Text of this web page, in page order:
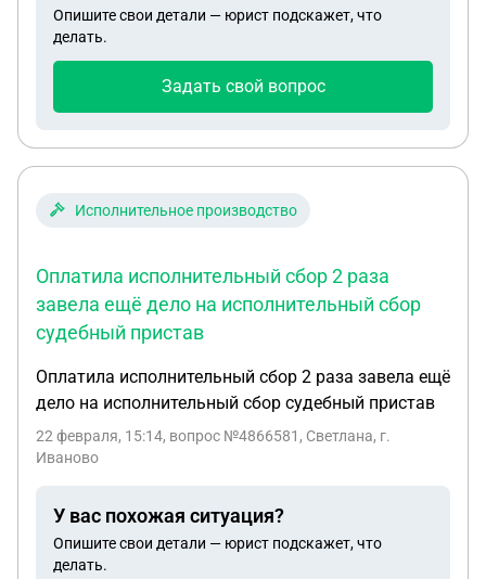
Опишите свои детали — юрист подскажет, что
делать.
Задать свой вопрос
Исполнительное производство
Оплатила исполнительный сбор 2 раза
завела ещё дело на исполнительный сбор
судебный пристав
Оплатила исполнительный сбор 2 раза завела ещё
дело на исполнительный сбор судебный пристав
22 февраля, 15:14, вопрос №4866581, Светлана, г.
Иваново
У вас похожая ситуация?
Опишите свои детали — юрист подскажет, что
делать.